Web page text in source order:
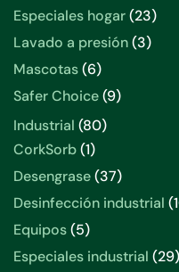
Especiales hogar 2323
Lavado a presión 33
Mascotas 66
productos
Safer Choice 99
Industrial 8080
CorkSorb 11
producto
Desengrase 3737
Desinfección industrial
Equipos 55
productos
Especiales industrial 29